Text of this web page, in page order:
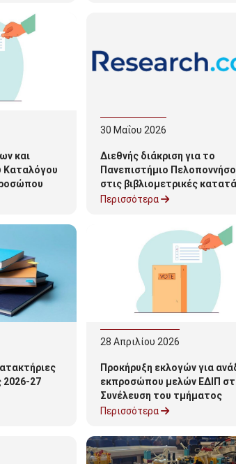
σε Νέους
χειμερινό
2026-2027»
και
Καταλόγου
του
30 Μαΐου 2026
Διεθνής διάκριση για το
Πανεπιστήμιο
στις βιβλιομετρικές
του Research.com
Περισσότερα
2026-27
28 Απριλίου 2026
Προκήρυξη εκλογών για
εκπροσώπου μελών ΕΔΙΠ
Συνέλευση του τμήματος
Πληροφορικής και
ΨΔΡΞ469Β7Δ-ΓΗΞ)
Περισσότερα